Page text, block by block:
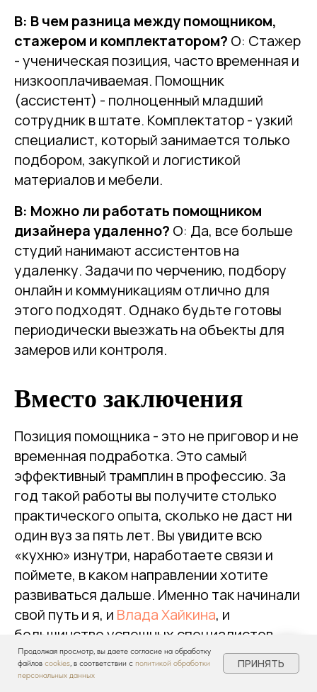
В: В чем разница между помощником,
стажером и комплектатором? О: Стажер
- ученическая позиция, часто временная и
низкооплачиваемая. Помощник
(ассистент) - полноценный младший
сотрудник в штате. Комплектатор - узкий
специалист, который занимается только
подбором, закупкой и логистикой
материалов и мебели.
В: Можно ли работать помощником
дизайнера удаленно? О: Да, все больше
студий нанимают ассистентов на
удаленку. Задачи по черчению, подбору
онлайн и коммуникациям отлично для
этого подходят. Однако будьте готовы
периодически выезжать на объекты для
замеров или контроля.
Вместо заключения
Позиция помощника - это не приговор и не
временная подработка. Это самый
эффективный трамплин в профессию. За
год такой работы вы получите столько
практического опыта, сколько не даст ни
один вуз за пять лет. Вы увидите всю
«кухню» изнутри, наработаете связи и
поймете, в каком направлении хотите
развиваться дальше. Именно так начинали
свой путь и я, и Влада Хайкина, и
большинство успешных специалистов,
которых я знаю.
Готовы сделать первый шаг?
Продолжая просмотр, вы даете согласие на обработку
файлов cookies, в соответствии с политикой обработки
персональных данных
ПРИНЯТЬ